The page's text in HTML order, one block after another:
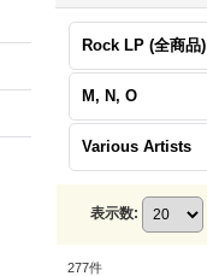
Rock LP (全商品)
M, N, O
Various Artists
表示数:
277件